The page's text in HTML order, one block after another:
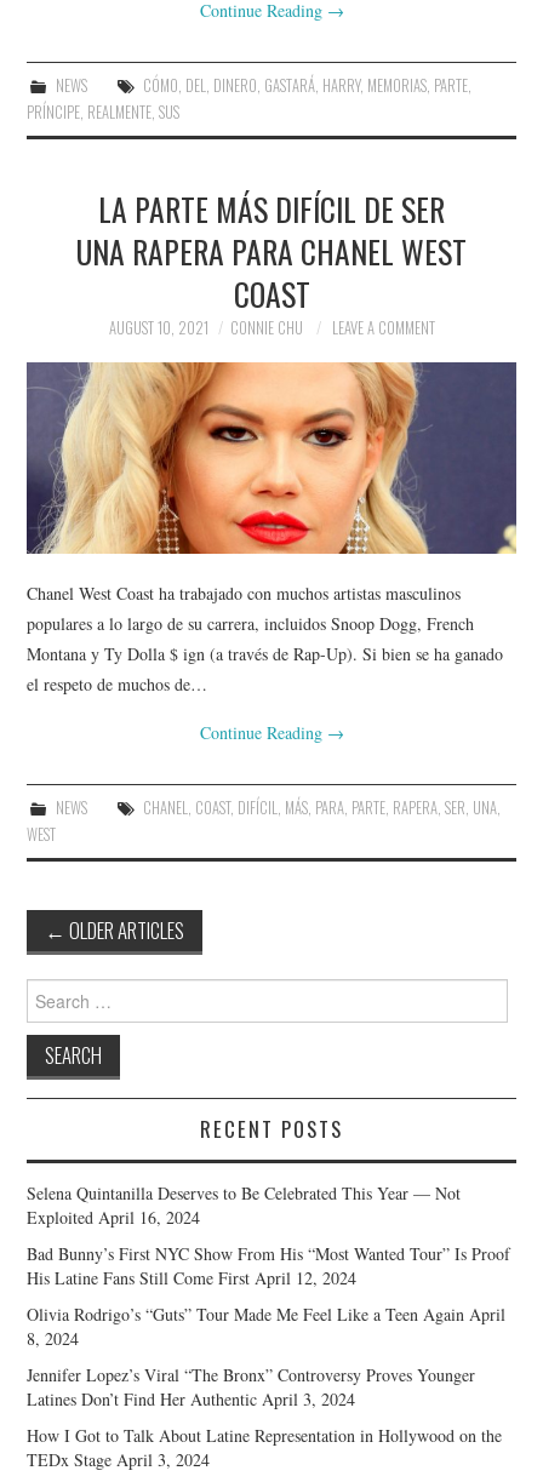
Continue Reading →
NEWS CÓMO, DEL, DINERO, GASTARÁ, HARRY, MEMORIAS, PARTE,
PRÍNCIPE, REALMENTE,SUS
LA PARTE MÁS DIFÍCIL DE SER
UNA RAPERA PARA CHANEL WEST
COAST
AUGUST 10, 2021 CONNIE CHU LEAVE A COMMENT
Chanel West Coast ha trabajado con muchos artistas masculinos
populares a lo largo de su carrera, incluidos Snoop Dogg, French
Montana y Ty Dolla $ ign (a través de Rap-Up). Si bien se ha ganado
el respeto de muchos de…
Continue Reading →
NEWS CHANEL, COAST, DIFÍCIL, MÁS, PARA, PARTE, RAPERA, SER, UNA,
WEST
Post
navigation
← OLDER ARTICLES
Search
for:
RECENT POSTS
Selena Quintanilla Deserves to Be Celebrated This Year — Not
Exploited April 16, 2024
Bad Bunny’s First NYC Show From His “Most Wanted Tour” Is Proof
His Latine Fans Still Come First April 12, 2024
Olivia Rodrigo’s “Guts” Tour Made Me Feel Like a Teen Again April
8, 2024
Jennifer Lopez’s Viral “The Bronx” Controversy Proves Younger
Latines Don’t Find Her Authentic April 3, 2024
How I Got to Talk About Latine Representation in Hollywood on the
TEDx Stage April 3, 2024